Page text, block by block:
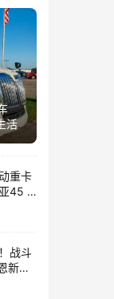
活舱
重卡
45 R
战斗
新款
解析